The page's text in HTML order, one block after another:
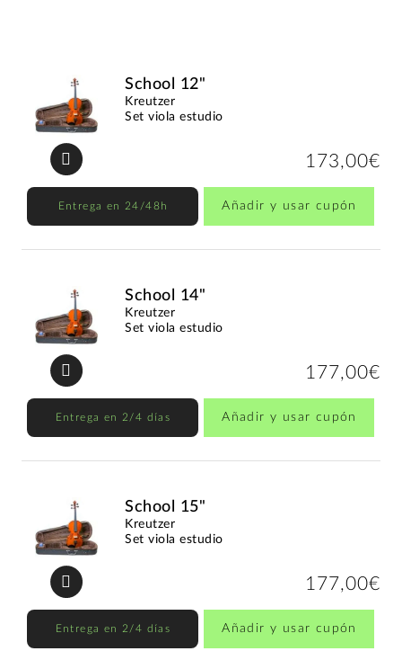
School 12"
Kreutzer
Set viola estudio
173,00€
Entrega en 24/48h Añadir y usar cupón
School 14"
Kreutzer
Set viola estudio
177,00€
Entrega en 2/4 días Añadir y usar cupón
School 15"
Kreutzer
Set viola estudio
177,00€
Entrega en 2/4 días Añadir y usar cupón